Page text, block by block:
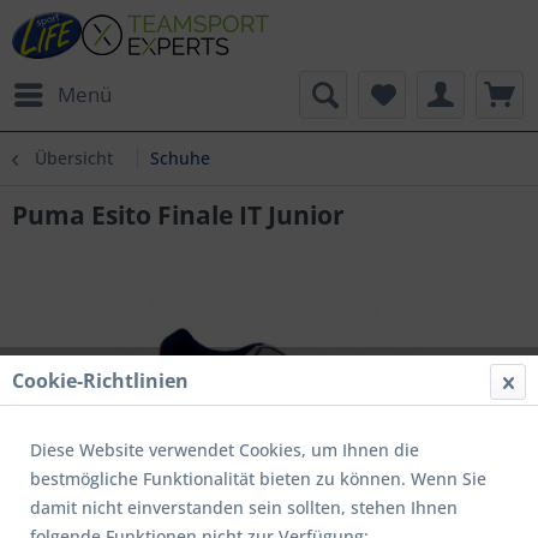
Menü
Übersicht Schuhe
Puma Esito Finale IT Junior
Cookie-Richtlinien
Diese Website verwendet Cookies, um Ihnen die
bestmögliche Funktionalität bieten zu können. Wenn Sie
damit nicht einverstanden sein sollten, stehen Ihnen